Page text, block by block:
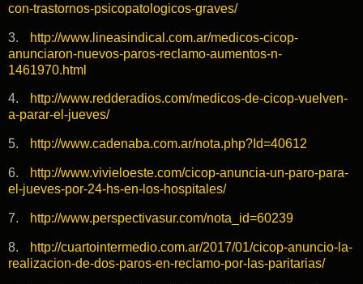
con-trastornos-psicopatologicos-graves/
3.
http://www.lineasindical.com.ar/medicos-cicop-
anunciaron-nuevos-paros-reclamo-aumentos-n-
1461970.html
4.
http://www.redderadios.com/medicos-de-cicop-vuelven-
a-parar-el-jueves/
5. http://www.cadenaba.com.ar/nota.php?Id=40612
6.
http://www.vivieloeste.com/cicop-anuncia-un-paro-para-
el-jueves-por-24-hs-en-los-hospitales/
7. http://www.perspectivasur.com/nota_id=60239
8.
http://cuartointermedio.com.ar/2017/01/cicop-anuncio-la-
realizacion-de-dos-paros-en-reclamo-por-las-paritarias/